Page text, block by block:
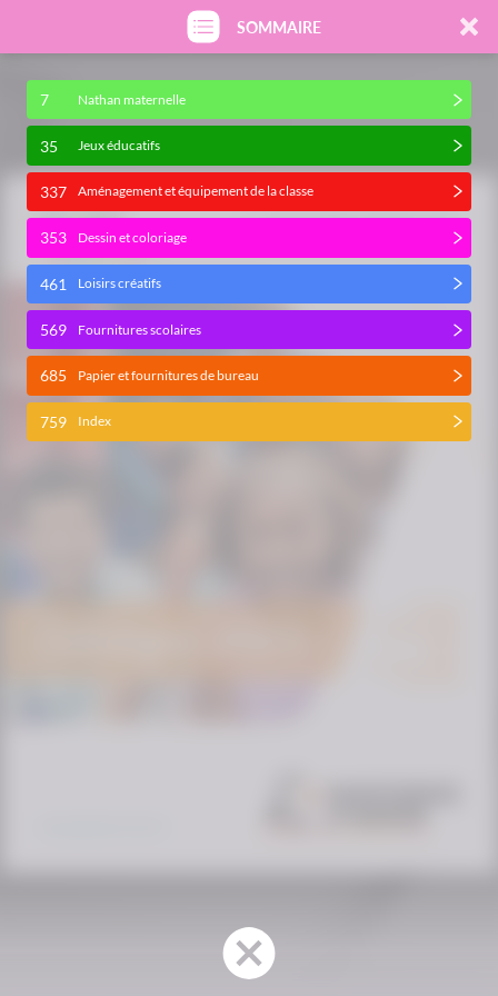
SOMMAIRE
7 Nathan maternelle
35 Jeux éducatifs
337 Aménagement et équipement de la classe
353 Dessin et coloriage
461 Loisirs créatifs
569 Fournitures scolaires
685 Papier et fournitures de bureau
759 Index